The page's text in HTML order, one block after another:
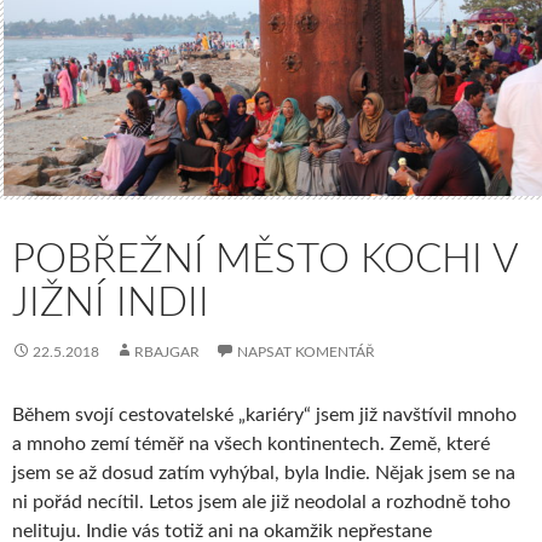
POBŘEŽNÍ MĚSTO KOCHI V
JIŽNÍ INDII
22.5.2018 RBAJGAR NAPSAT KOMENTÁŘ
Během svojí cestovatelské „kariéry“ jsem již navštívil mnoho
a mnoho zemí téměř na všech kontinentech. Země, které
jsem se až dosud zatím vyhýbal, byla Indie. Nějak jsem se na
ni pořád necítil. Letos jsem ale již neodolal a rozhodně toho
nelituju. Indie vás totiž ani na okamžik nepřestane